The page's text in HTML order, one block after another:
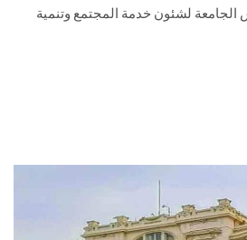
الجامعة لشئون خدمة المجتمع وتنمية